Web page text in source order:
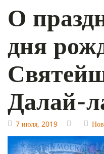
О
дня
Далай-
7 июля, 2019